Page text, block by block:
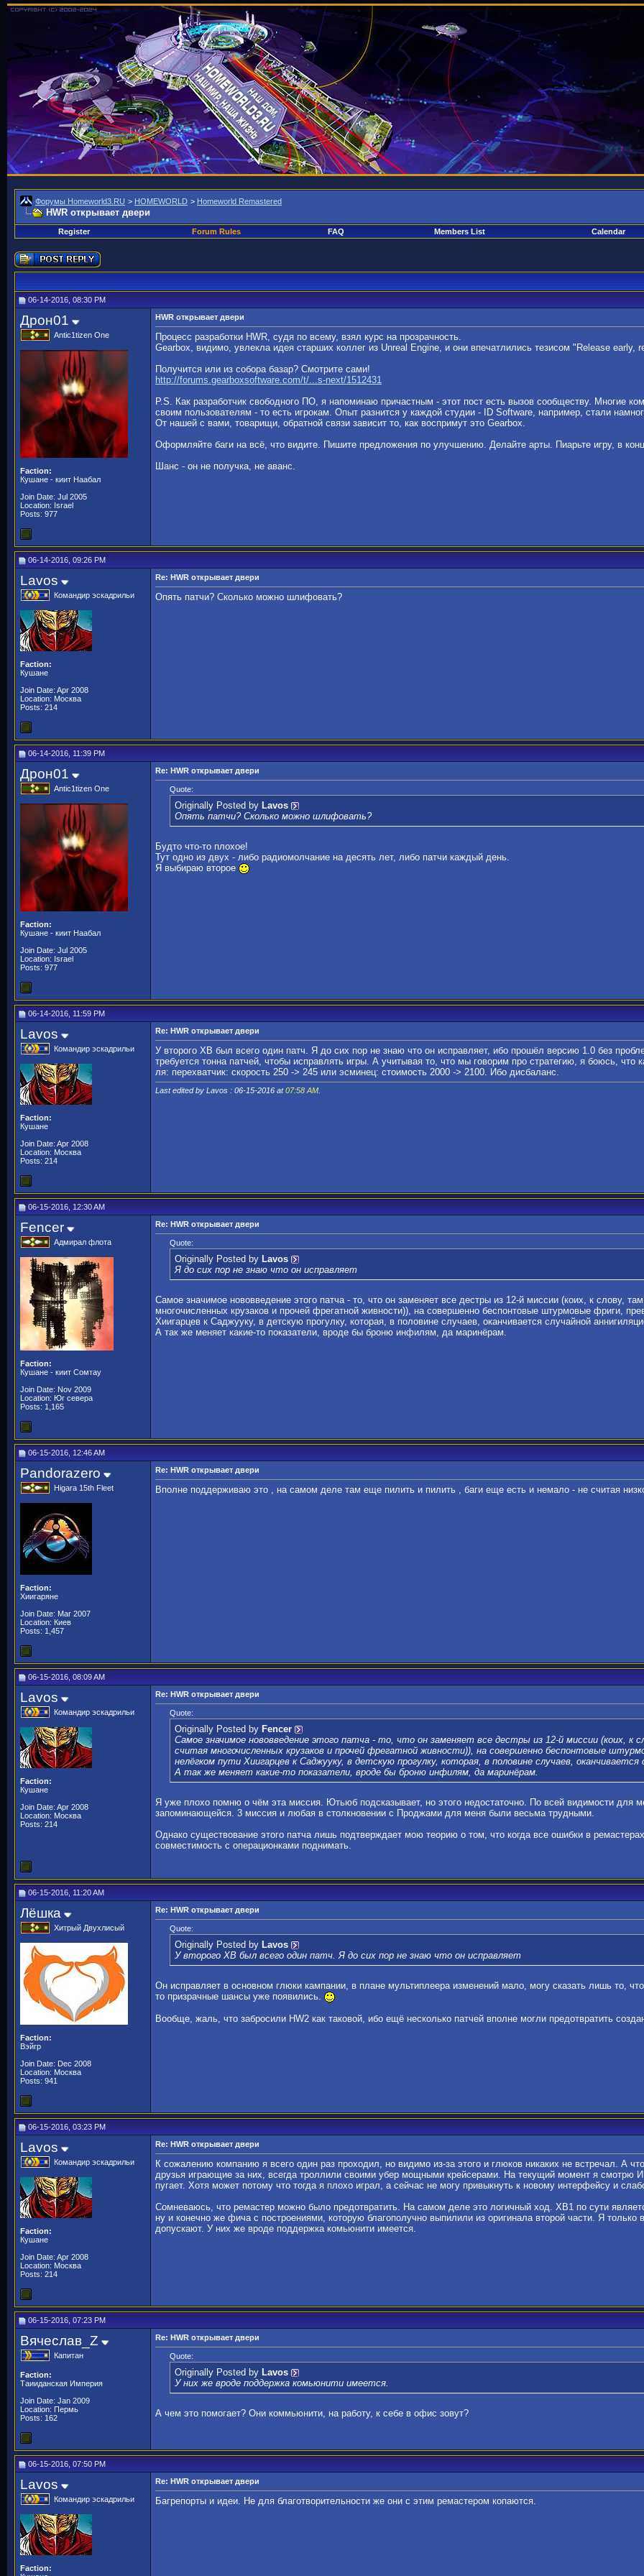
Форумы Homeworld3.RU > HOMEWORLD > Homeworld Remastered
HWR открывает двери
Register Forum Rules FAQ Members List Calendar
06-14-2016, 08:30 PM
Дрон01
Antic1tizen One
Faction:
Кушане - киит Наабал
Join Date: Jul 2005
Location: Israel
Posts: 977
HWR открывает двери
Процесс разработки HWR, судя по всему, взял курс на прозрачность.
Gearbox, видимо, увлекла идея старших коллег из Unreal Engine, и они впечатлились тезисом "Release early,
Получится или из собора базар? Смотрите сами!
http://forums.gearboxsoftware.com/t/...s-next/1512431
P.S. Как разработчик свободного ПО, я напоминаю причастным - этот пост есть вызов сообществу. Многие
своим пользователям - то есть игрокам. Опыт разнится у каждой студии - ID Software, например, стали
От нашей с вами, товарищи, обратной связи зависит то, как воспримут это Gearbox.
Оформляйте баги на всё, что видите. Пишите предложения по улучшению. Делайте арты. Пиарьте игру, в
Шанс - он не получка, не аванс.
06-14-2016, 09:26 PM
Lavos
Командир эскадрильи
Faction:
Кушане
Join Date: Apr 2008
Location: Москва
Posts: 214
Re: HWR открывает двери
Опять патчи? Сколько можно шлифовать?
06-14-2016, 11:39 PM
Дрон01
Antic1tizen One
Faction:
Кушане - киит Наабал
Join Date: Jul 2005
Location: Israel
Posts: 977
Re: HWR открывает двери
Quote:
Originally Posted by Lavos
Опять патчи? Сколько можно шлифовать?
Будто что-то плохое!
Тут одно из двух - либо радиомолчание на десять лет, либо патчи каждый день.
Я выбираю второе
06-14-2016, 11:59 PM
Lavos
Командир эскадрильи
Faction:
Кушане
Join Date: Apr 2008
Location: Москва
Posts: 214
Re: HWR открывает двери
У второго ХВ был всего один патч. Я до сих пор не знаю что он исправляет, ибо прошёл версию 1.0 без
требуется тонна патчей, чтобы исправлять игры. А учитывая то, что мы говорим про стратегию, я боюсь,
ля: перехватчик: скорость 250 -> 245 или эсминец: стоимость 2000 -> 2100. Ибо дисбаланс.
Last edited by Lavos : 06-15-2016 at07:58 AM
06-15-2016, 12:30 AM
Fencer
Адмирал флота
Faction:
Кушане - киит Сомтау
Join Date: Nov 2009
Location: Юг севера
Posts: 1,165
Re: HWR открывает двери
Quote:
Originally Posted by Lavos
Я до сих пор не знаю что он исправляет
Самое значимое нововведение этого патча - то, что он заменяет все дестры из 12-й миссии (коих, к слову,
многочисленных крузаков и прочей фрегатной живности)), на совершенно беспонтовые штурмовые фриги,
Хиигарцев к Саджууку, в детскую прогулку, которая, в половине случаев, оканчивается случайной
А так же меняет какие-то показатели, вроде бы броню инфилям, да маринёрам.
06-15-2016, 12:46 AM
Pandorazero
Higara 15th Fleet
Faction:
Хиигаряне
Join Date: Mar 2007
Location: Киев
Posts: 1,457
Re: HWR открывает двери
Вполне поддерживаю это , на самом деле там еще пилить и пилить , баги еще есть и немало - не считая
06-15-2016, 08:09 AM
Lavos
Командир эскадрильи
Faction:
Кушане
Join Date: Apr 2008
Location: Москва
Posts: 214
Re: HWR открывает двери
Quote:
Originally Posted by Fencer
Самое значимое нововведение этого патча - то, что он заменяет все дестры из 12-й миссии (коих, к
считая многочисленных крузаков и прочей фрегатной живности)), на совершенно беспонтовые
нелёгком пути Хиигарцев к Саджууку, в детскую прогулку, которая, в половине случаев, оканчивается
А так же меняет какие-то показатели, вроде бы броню инфилям, да маринёрам.
Я уже плохо помню о чём эта миссия. Ютьюб подсказывает, но этого недостаточно. По всей видимости для
запоминающейся. 3 миссия и любая в столкновении с Проджами для меня были весьма трудными.
Однако существование этого патча лишь подтверждает мою теорию о том, что когда все ошибки в
совместимость с операционками поднимать.
06-15-2016, 11:20 AM
Лёшка
Хитрый Двухлисый
Faction:
Вэйгр
Join Date: Dec 2008
Location: Москва
Posts: 941
Re: HWR открывает двери
Quote:
Originally Posted by Lavos
У второго ХВ был всего один патч. Я до сих пор не знаю что он исправляет
Он исправляет в основном глюки кампании, в плане мультиплеера изменений мало, могу сказать лишь то,
то призрачные шансы уже появились.
Вообще, жаль, что забросили HW2 как таковой, ибо ещё несколько патчей вполне могли предотвратить
06-15-2016, 03:23 PM
Lavos
Командир эскадрильи
Faction:
Кушане
Join Date: Apr 2008
Location: Москва
Posts: 214
Re: HWR открывает двери
К сожалению компанию я всего один раз проходил, но видимо из-за этого и глюков никаких не встречал. А
друзья играющие за них, всегда троллили своими убер мощными крейсерами. На текущий момент я смотрю
пугает. Хотя может потому что тогда я плохо играл, а сейчас не могу привыкнуть к новому интерфейсу и
Сомневаюсь, что ремастер можно было предотвратить. На самом деле это логичный ход. ХВ1 по сути
ну и конечно же фича с построениями, которую благополучно выпилили из оригинала второй части. Я только
допускают. У них же вроде поддержка комьюнити имеется.
06-15-2016, 07:23 PM
Вячеслав_Z
Капитан
Faction:
Таииданская Империя
Join Date: Jan 2009
Location: Пермь
Posts: 162
Re: HWR открывает двери
Quote:
Originally Posted by Lavos
У них же вроде поддержка комьюнити имеется.
А чем это помогает? Они коммьюнити, на работу, к себе в офис зовут?
06-15-2016, 07:50 PM
Lavos
Командир эскадрильи
Faction:
Re: HWR открывает двери
Багрепорты и идеи. Не для благотворительности же они с этим ремастером копаются.